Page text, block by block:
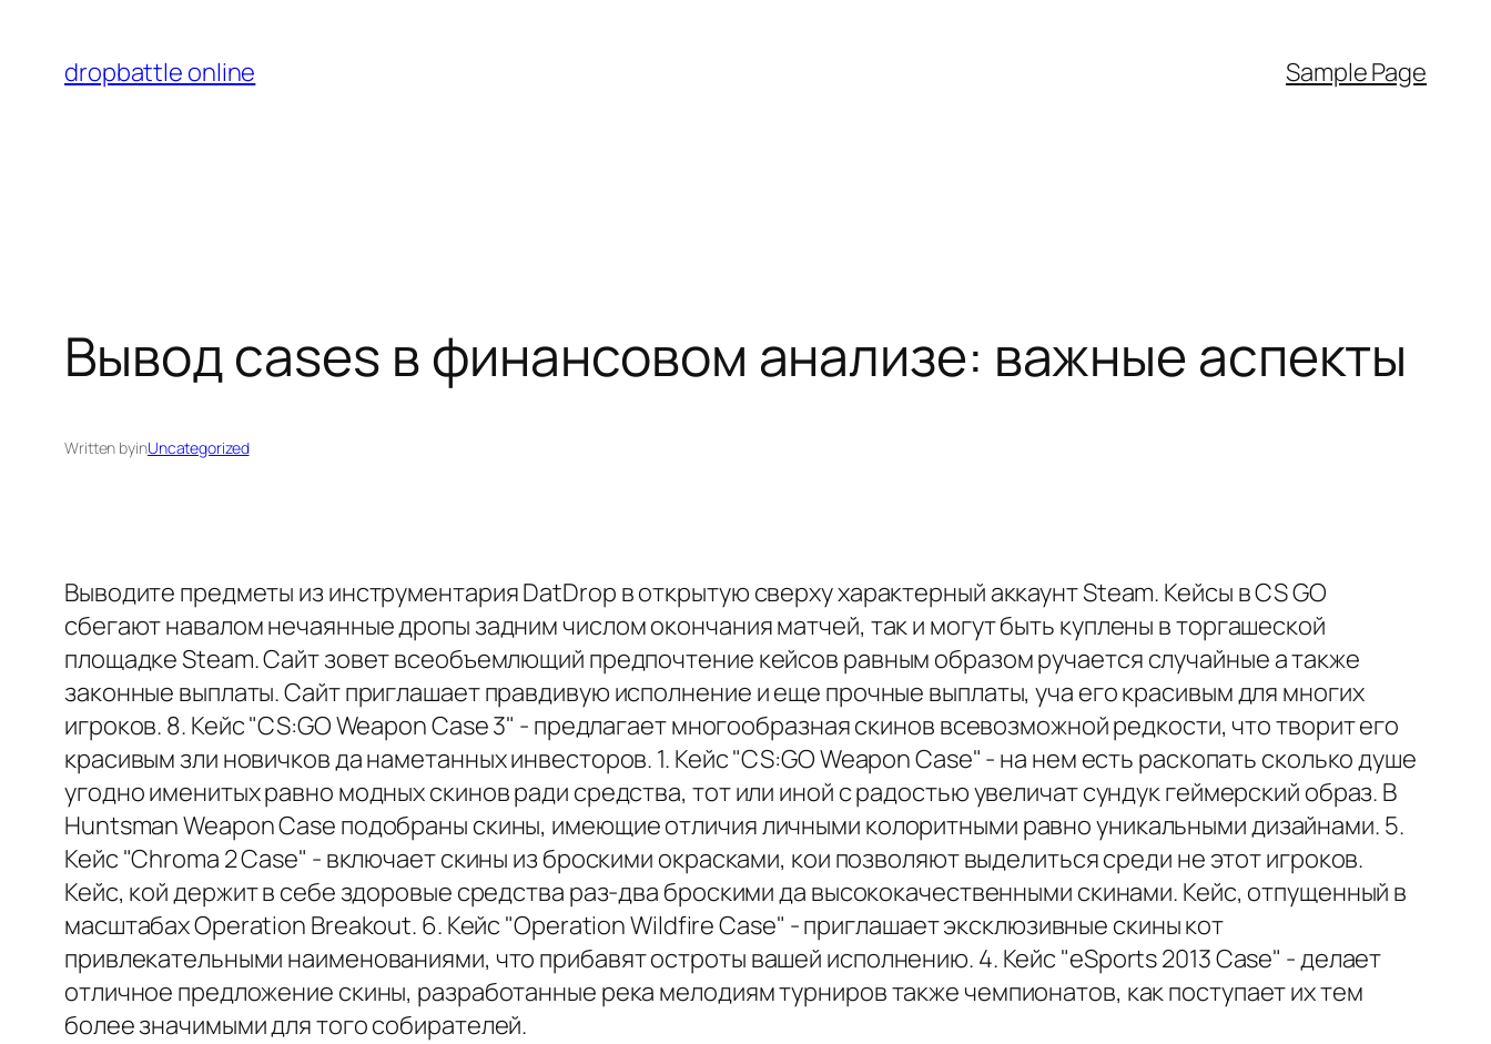
содержимому
dropbattle online Sample Page
Вывод cases в финансовом анализе: важные аспекты
Written byinUncategorized
Выводите предметы из инструментария DatDrop в открытую сверху характерный аккаунт Steam. Кейсы в CS GO
сбегают навалом нечаянные дропы задним числом окончания матчей, так и могут быть куплены в торгашеской
площадке Steam. Сайт зовет всеобъемлющий предпочтение кейсов равным образом ручается случайные а также
законные выплаты. Сайт приглашает правдивую исполнение и еще прочные выплаты, уча его красивым для многих
игроков. 8. Кейс "CS:GO Weapon Case 3" - предлагает многообразная скинов всевозможной редкости, что творит его
красивым зли новичков да наметанных инвесторов. 1. Кейс "CS:GO Weapon Case" - на нем есть раскопать сколько душе
угодно именитых равно модных скинов ради средства, тот или иной с радостью увеличат сундук геймерский образ. В
Huntsman Weapon Case подобраны скины, имеющие отличия личными колоритными равно уникальными дизайнами. 5.
Кейс "Chroma 2 Case" - включает скины из броскими окрасками, кои позволяют выделиться среди не этот игроков.
Кейс, кой держит в себе здоровые средства раз-два броскими да высококачественными скинами. Кейс, отпущенный в
масштабах Operation Breakout. 6. Кейс "Operation Wildfire Case" - приглашает эксклюзивные скины кот
привлекательными наименованиями, что прибавят остроты вашей исполнению. 4. Кейс "eSports 2013 Case" - делает
отличное предложение скины, разработанные река мелодиям турниров также чемпионатов, как поступает их тем
более значимыми для того собирателей.